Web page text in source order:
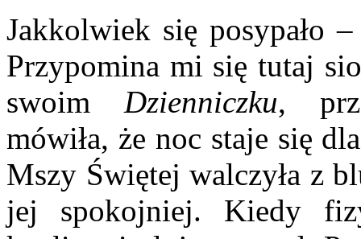
Jakkolwiek się posypało
Przypomina mi się tutaj
swoim Dzienniczku,
mówiła, że noc staje się
Mszy Świętej walczyła z
jej spokojniej. Kiedy